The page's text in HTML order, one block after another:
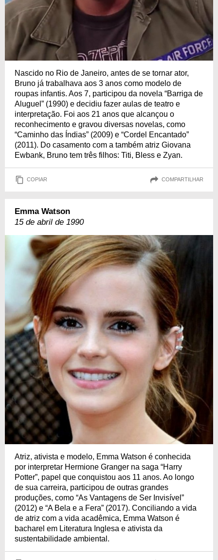
Nascido no Rio de Janeiro, antes de se tornar ator,
Bruno já trabalhava aos 3 anos como modelo de
roupas infantis. Aos 7, participou da novela “Barriga de
Aluguel” (1990) e decidiu fazer aulas de teatro e
interpretação. Foi aos 21 anos que alcançou o
reconhecimento e gravou diversas novelas, como
“Caminho das Índias” (2009) e “Cordel Encantado”
(2011). Do casamento com a também atriz Giovana
Ewbank, Bruno tem três filhos: Titi, Bless e Zyan.
COPIAR COMPARTILHAR
Emma Watson
15 de abril de 1990
Atriz, ativista e modelo, Emma Watson é conhecida
por interpretar Hermione Granger na saga “Harry
Potter”, papel que conquistou aos 11 anos. Ao longo
de sua carreira, participou de outras grandes
produções, como “As Vantagens de Ser Invisível”
(2012) e “A Bela e a Fera” (2017). Conciliando a vida
de atriz com a vida acadêmica, Emma Watson é
bacharel em Literatura Inglesa e ativista da
sustentabilidade ambiental.